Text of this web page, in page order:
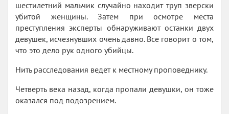
шестилетний мальчик случайно находит труп зверски
убитой женщины. Затем при осмотре места
преступления эксперты обнаруживают останки двух
девушек, исчезнувших очень давно. Все говорит о том,
что это дело рук одного убийцы.
Нить расследования ведет к местному проповеднику.
Четверть века назад, когда пропали девушки, он тоже
оказался под подозрением.